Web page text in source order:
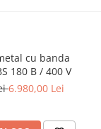
cu banda
180 B / 400 V
6.980,00 Lei